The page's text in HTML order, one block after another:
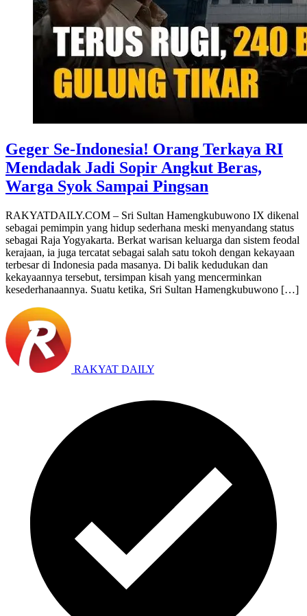
Geger Se-Indonesia! Orang Terkaya RI
Mendadak Jadi Sopir Angkut Beras,
Warga Syok Sampai Pingsan
RAKYATDAILY.COM – Sri Sultan Hamengkubuwono IX dikenal
sebagai pemimpin yang hidup sederhana meski menyandang status
sebagai Raja Yogyakarta. Berkat warisan keluarga dan sistem feodal
kerajaan, ia juga tercatat sebagai salah satu tokoh dengan kekayaan
terbesar di Indonesia pada masanya. Di balik kedudukan dan
kekayaannya tersebut, tersimpan kisah yang mencerminkan
kesederhanaannya. Suatu ketika, Sri Sultan Hamengkubuwono […]
RAKYAT DAILY